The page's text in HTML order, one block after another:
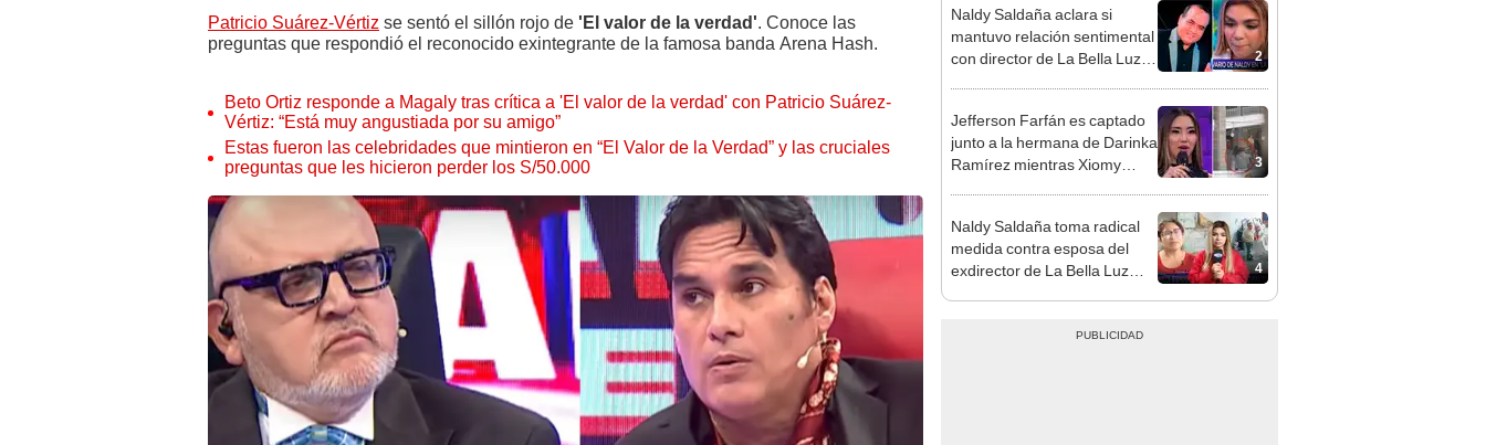
Patricio Suárez-Vértiz se sentó el sillón rojo de 'El valor de la verdad'. Conoce las
preguntas que respondió el reconocido exintegrante de la famosa banda Arena Hash.
Beto Ortiz responde a Magaly tras crítica a 'El valor de la verdad' con Patricio Suárez-
Vértiz: “Está muy angustiada por su amigo”
Estas fueron las celebridades que mintieron en “El Valor de la Verdad” y las cruciales
preguntas que les hicieron perder los S/50.000
tipo de ley”
2
Naldy Saldaña aclara si
mantuvo relación sentimental
con director de La Bella Luz
bajo”
3
Jefferson Farfán es captado
junto a la hermana de Darinka
Ramírez mientras Xiomy
4
Naldy Saldaña toma radical
medida contra esposa del
exdirector de La Bella Luz